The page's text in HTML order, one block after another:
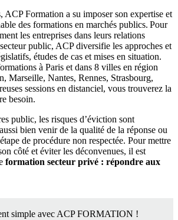
ACP Formation a su imposer son expertise et
des formations en marchés publics. Pour
les entreprises dans leurs relations
public, ACP diversifie les approches et
études de cas et mises en situation.
à Paris et dans 8 villes en région
Marseille, Nantes, Rennes, Strasbourg,
sessions en distanciel, vous trouverez la
besoin.
public, les risques d’éviction sont
bien venir de la qualité de la réponse ou
de procédure non respectée. Pour mettre
côté et éviter les déconvenues, il est
formation secteur privé : répondre aux
simple avec ACP FORMATION !